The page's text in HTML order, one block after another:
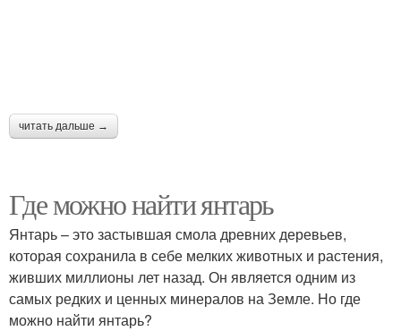
читать дальше →
Где можно найти янтарь
Янтарь – это застывшая смола древних деревьев,
которая сохранила в себе мелких животных и растения,
живших миллионы лет назад. Он является одним из
самых редких и ценных минералов на Земле. Но где
можно найти янтарь?